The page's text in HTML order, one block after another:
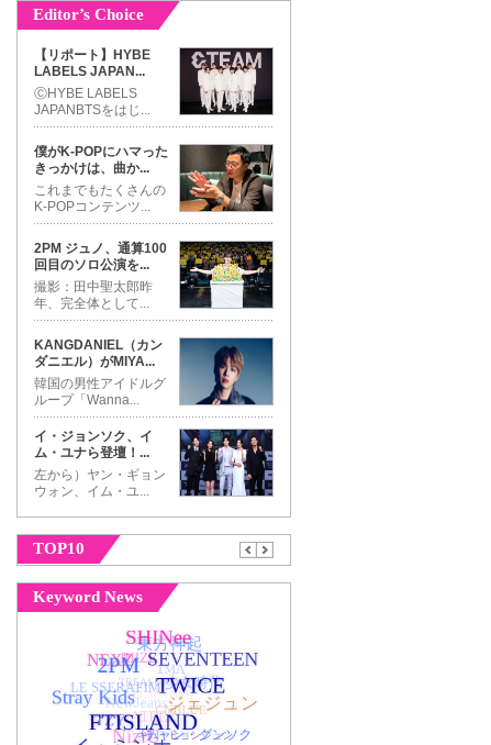
Editor’s Choice
【リポート】HYBE
LABELS JAPAN...
ⒸHYBE LABELS
JAPANBTSをはじ ...
僕がK-POPにハマった
きっかけは、曲か...
これまでもたくさんの
K-POPコンテンツ...
2PM ジュノ、通算100
回目のソロ公演を...
撮影：田中聖太郎昨
年、完全体として...
KANGDANIEL（カン
ダニエル）がMIYA...
韓国の男性アイドルグ
ループ「Wanna...
イ・ジョンソク、イ
ム・ユナら登壇！ ...
左から）ヤン・ギョン
ウォン、イム・ユ...
TOP10
Keyword News